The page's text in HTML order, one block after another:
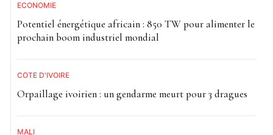
ECONOMIE
Potentiel énergétique africain : 850 TW pour alimenter le
prochain boom industriel mondial
CÔTE D'IVOIRE
Orpaillage ivoirien : un gendarme meurt pour 3 dragues
MALI